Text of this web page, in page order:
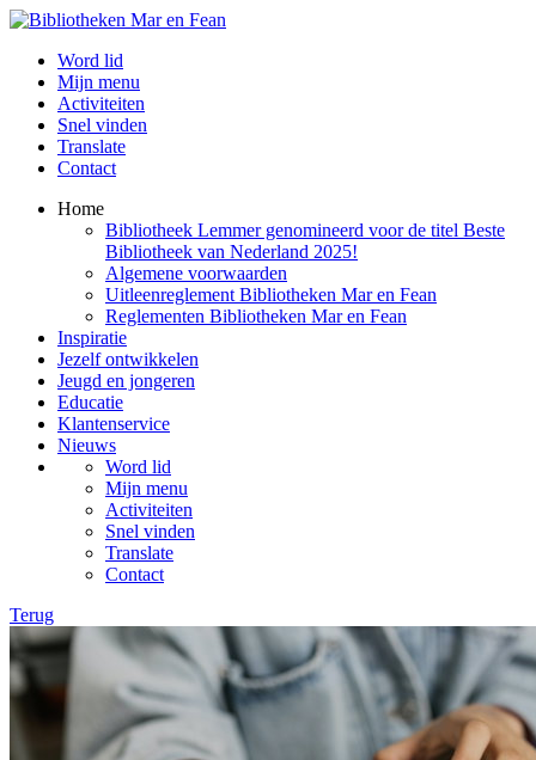
Word lid
Mijn menu
Activiteiten
Snel vinden
Translate
Contact
Home
Bibliotheek Lemmer genomineerd voor de titel Beste
Bibliotheek van Nederland 2025!
Algemene voorwaarden
Uitleenreglement Bibliotheken Mar en Fean
Reglementen Bibliotheken Mar en Fean
Inspiratie
Jezelf ontwikkelen
Jeugd en jongeren
Educatie
Klantenservice
Nieuws
Word lid
Mijn menu
Activiteiten
Snel vinden
Translate
Contact
Terug